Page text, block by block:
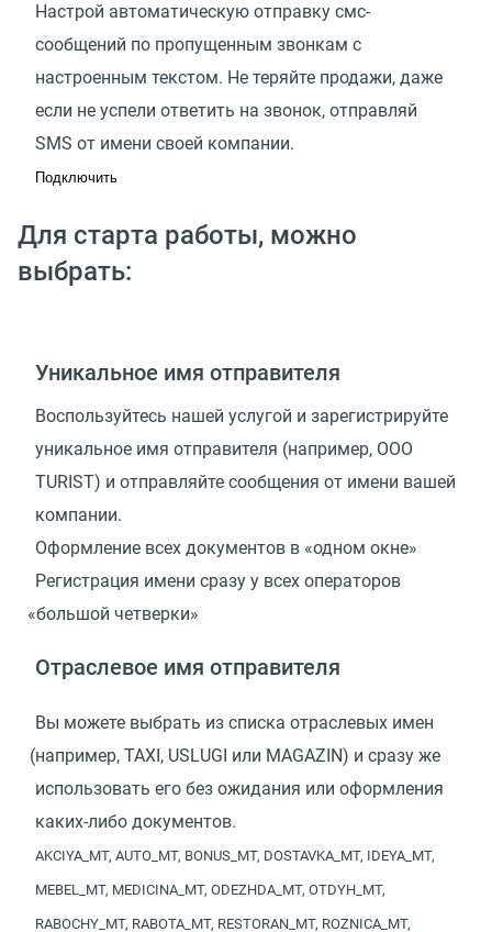
Настрой автоматическую отправку смс-
сообщений по пропущенным звонкам с
настроенным текстом. Не теряйте продажи, даже
если не успели ответить на звонок, отправляй
SMS от имени своей компании.
Подключить
Для старта работы, можно
выбрать:
Уникальное имя отправителя
Воспользуйтесь нашей услугой и зарегистрируйте
уникальное имя отправителя (например, OOO
TURIST) и отправляйте сообщения от имени вашей
компании.
Оформление всех документов в «одном окне»
Регистрация имени сразу у всех операторов
«большой четверки»
Отраслевое имя отправителя
Вы можете выбрать из списка отраслевых имен
(например, TAXI, USLUGI или MAGAZIN) и сразу же
использовать его без ожидания или оформления
каких-либо документов.
AKCIYA_MT, AUTO_MT, BONUS_MT, DOSTAVKA_MT, IDEYA_MT,
MEBEL_MT, MEDICINA_MT, ODEZHDA_MT, OTDYH_MT,
RABOCHY_MT, RABOTA_MT, RESTORAN_MT, ROZNICA_MT,